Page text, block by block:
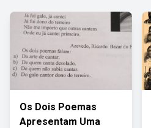
Os Dois Poemas
Apresentam Uma